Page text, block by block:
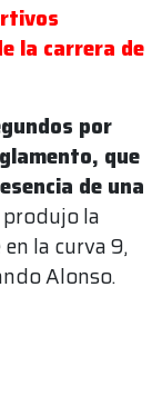
la carrera de
por
que
de una
la
la curva 9,
Alonso.